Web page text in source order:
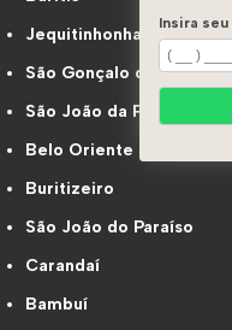
Jequitinhonha
São Gonçalo do Sapucaí
São João da Ponte
Belo Oriente
Buritizeiro
São João do Paraíso
Carandaí
Bambuí
Insira